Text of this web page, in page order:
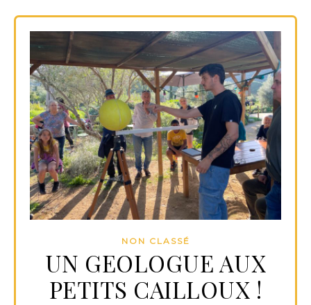
NON CLASSÉ
UN GEOLOGUE AUX
PETITS CAILLOUX !